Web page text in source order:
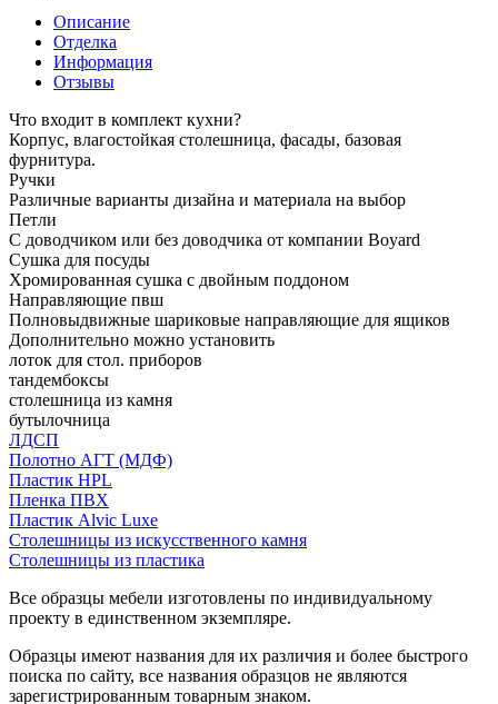
Описание
Отделка
Информация
Отзывы
Что входит в комплект кухни?
Корпус, влагостойкая столешница, фасады, базовая
фурнитура.
Ручки
Различные варианты дизайна и материала на выбор
Петли
С доводчиком или без доводчика от компании Boyard
Сушка для посуды
Хромированная сушка с двойным поддоном
Направляющие пвш
Полновыдвижные шариковые направляющие для ящиков
Дополнительно можно установить
лоток для стол. приборов
тандембоксы
столешница из камня
бутылочница
ЛДСП
Полотно АГТ (МДФ)
Пластик HPL
Пленка ПВХ
Пластик Alvic Luxe
Столешницы из искусственного камня
Столешницы из пластика
Все образцы мебели изготовлены по индивидуальному
проекту в единственном экземпляре.
Образцы имеют названия для их различия и более быстрого
поиска по сайту, все названия образцов не являются
зарегистрированным товарным знаком.